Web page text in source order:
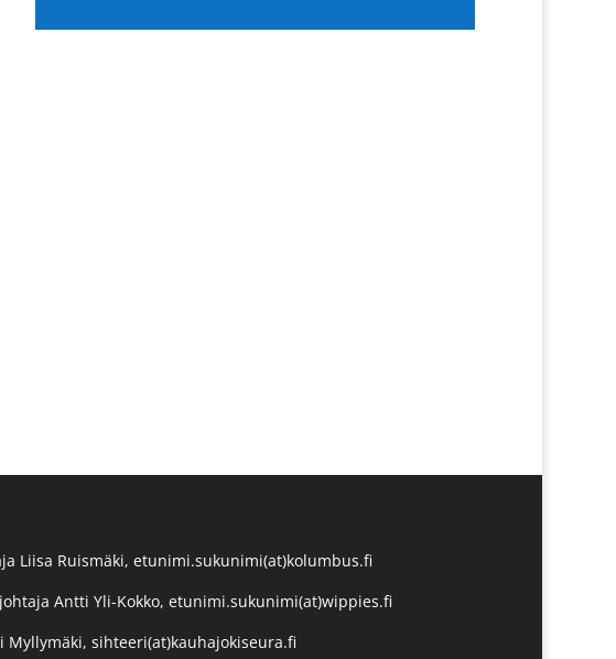
Liisa Ruismäki, etunimi.sukunimi(at)kolumbus.fi
Antti Yli-Kokko, etunimi.sukunimi(at)wippies.fi
Myllymäki, sihteeri(at)kauhajokiseura.fi